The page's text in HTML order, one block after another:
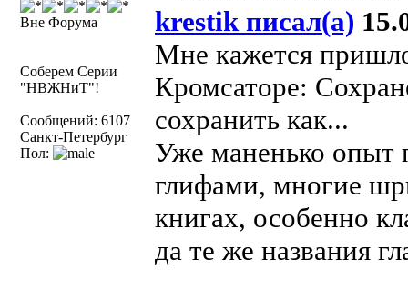
Вне Форума
Соберем Серии
"НВЖНиТ"!
Сообщений: 6107
Санкт-Петербург
Пол:
krestik писал(а)
Мне кажется
Кромсаторе:
сохранить как...
Уже маненько опыт
глифами, многие
книгах, особенно
да те же названия